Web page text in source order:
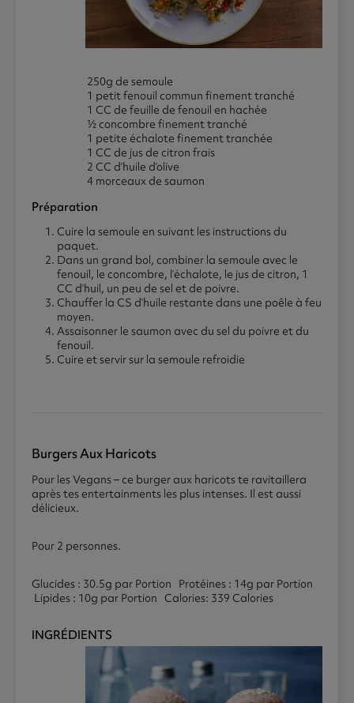
250g de semoule
1 petit fenouil commun finement tranché
1 CC de feuille de fenouil en hachée
½ concombre finement tranché
1 petite échalote finement tranchée
1 CC de jus de citron frais
2 CC d’huile d’olive
4 morceaux de saumon
Préparation
Cuire la semoule en suivant les instructions du
paquet.
Dans un grand bol, combiner la semoule avec le
fenouil, le concombre, l’échalote, le jus de citron, 1
CC d’huil, un peu de sel et de poivre.
Chauffer la CS d’huile restante dans une poêle à feu
moyen.
Assaisonner le saumon avec du sel du poivre et du
fenouil.
Cuire et servir sur la semoule refroidie
Burgers Aux Haricots
Pour les Vegans – ce burger aux haricots te ravitaillera
après tes entertainments les plus intenses. Il est aussi
délicieux.
Pour 2 personnes.
Glucides : 30.5g par Portion Protéines : 14g par Portion
Lipides : 10g par Portion Calories: 339 Calories
INGRÉDIENTS